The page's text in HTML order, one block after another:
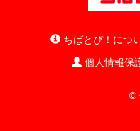
ちばとぴ！につ
個人情報保
©